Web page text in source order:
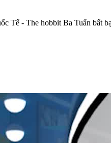
Tế - The hobbit Ba Tuấn